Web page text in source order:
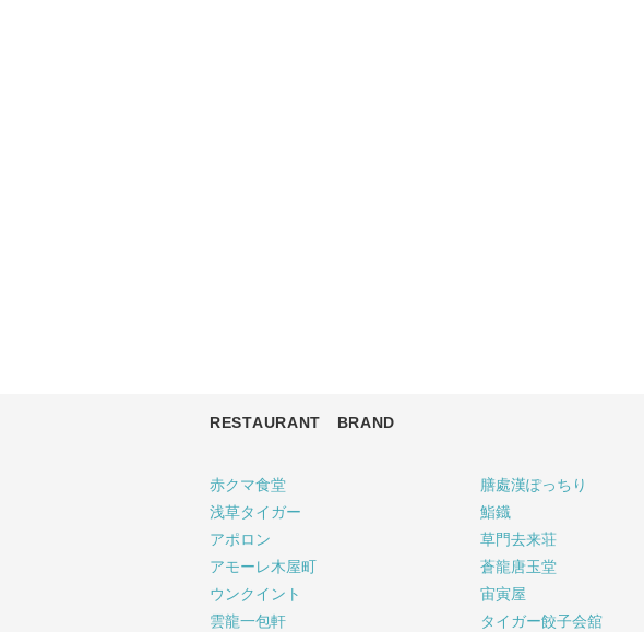
RESTAURANT BRAND
赤クマ食堂
浅草タイガー
アポロン
アモーレ木屋町
ウンクイント
雲龍一包軒
膳處漢ぽっちり
鮨鐡
草門去来荘
蒼龍唐玉堂
宙寅屋
タイガー餃子会舘